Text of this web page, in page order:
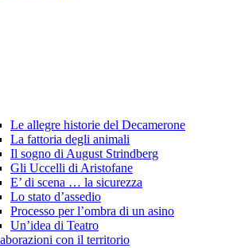
Le allegre historie del Decamerone
La fattoria degli animali
Il sogno di August Strindberg
Gli Uccelli di Aristofane
E’ di scena … la sicurezza
Lo stato d’assedio
Processo per l’ombra di un asino
Un’idea di Teatro
con il territorio